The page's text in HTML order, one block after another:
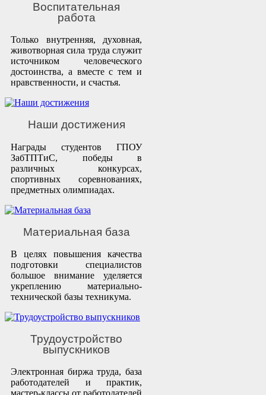
Воспитательная
работа
Только внутренняя, духовная,
животворная сила труда служит
источником человеческого
достоинства, а вместе с тем и
нравственности, и счастья.
Наши достижения
Награды студентов ГПОУ
ЗабТПТиС, победы в
различных конкурсах,
спортивных соревнованиях,
предметных олимпиадах.
Материальная база
В целях повышения качества
подготовки специалистов
большое внимание уделяется
укреплению материально-
технической базы техникума.
Трудоустройство
выпускников
Электронная биржа труда, база
работодателей и практик,